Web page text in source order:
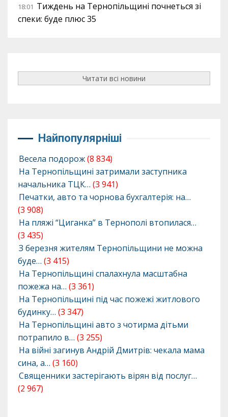
18:01 Тиждень на Тернопільщині почнеться зі
спеки: буде плюс 35
Читати всі новини
Найпопулярніші
Весела подорож(8 834)
На Тернопільщині затримали заступника
начальника ТЦК… (3 941)
Печатки, авто та чорнова бухгалтерія: на…
(3 908)
На пляжі “Циганка” в Тернополі втопилася…
(3 435)
З березня жителям Тернопільщини не можна
буде… (3 415)
На Тернопільщині спалахнула масштабна
пожежа на… (3 361)
На Тернопільщині під час пожежі житлового
будинку… (3 347)
На Тернопільщині авто з чотирма дітьми
потрапило в… (3 255)
На війні загинув Андрій Дмитрів: чекала мама
сина, а… (3 160)
Священники застерігають вірян від послуг…
(2 967)